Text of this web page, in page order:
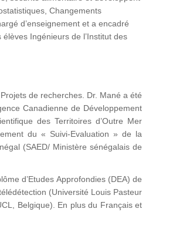
Changements
d’enseignement et a encadré
Ingénieurs de l’Institut des
de recherches. Dr. Mané a été
Canadienne de Développement
des Territoires d’Outre Mer
du « Suivi-Evaluation » de la
(SAED/ Ministère sénégalais de
d’Etudes Approfondies (DEA) de
(Université Louis Pasteur
Belgique). En plus du Français et